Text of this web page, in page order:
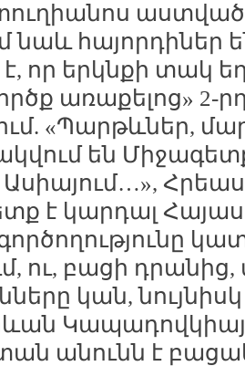
նաև հայորդիներ
որ երկնքի տակ
առաքելոց» 2-
«Պարթևներ,
են
է կարդալ
ու, բացի դրանից,
կան,
անունն է